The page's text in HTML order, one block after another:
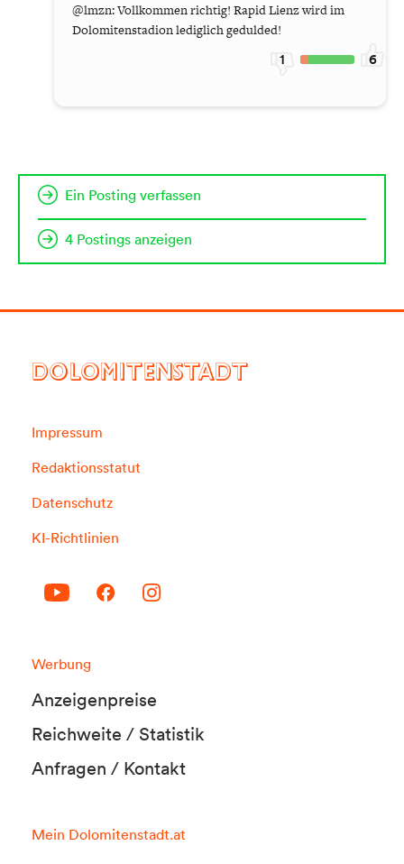
@lmzn: Vollkommen richtig! Rapid Lienz wird im
Dolomitenstadion lediglich gedulded!
1 6
Ein Posting verfassen
4 Postings anzeigen
DOLOMITENSTADT
Impressum
Redaktionsstatut
Datenschutz
KI-Richtlinien
Werbung
Anzeigenpreise
Reichweite / Statistik
Anfragen / Kontakt
Mein Dolomitenstadt.at